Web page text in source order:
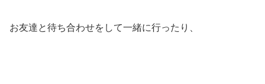
お友達と待ち合わせをして一緒に行ったり、